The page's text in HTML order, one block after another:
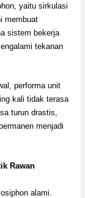
yaitu sirkulasi
membuat
sistem bekerja
tekanan
performa unit
kali tidak terasa
turun drastis,
menjadi
Rawan
alami.